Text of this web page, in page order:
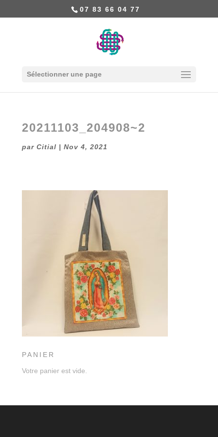
07 83 66 04 77
Sélectionner une page
20211103_204908~2
par Citial | Nov 4, 2021
PANIER
Votre panier est vide.